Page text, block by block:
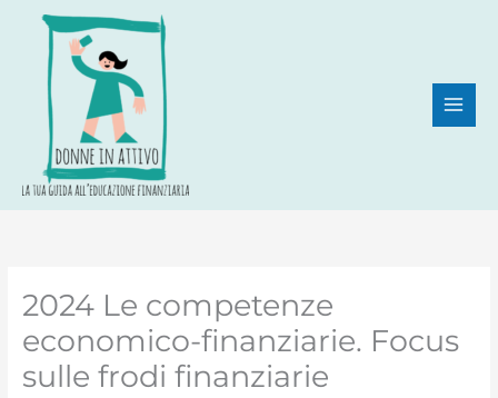
contenuto
2024 Le competenze
economico-finanziarie. Focus
sulle frodi finanziarie